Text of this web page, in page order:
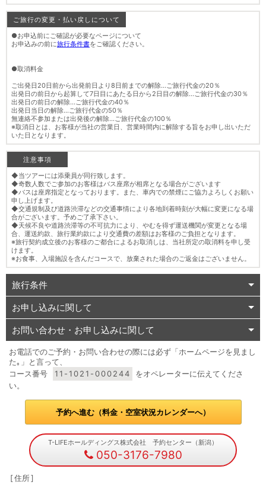
ご旅行の変更・払い戻しについて
●お申込前にご確認が必要なページについて
お申込みの前に旅行条件書をご確認ください。
●取消料金
ご出発日20日前から出発前日より8日前までの解除…ご旅行代金の20％
出発日の前日から起算して7日目にあたる日から2日目の解除…ご旅行代金の30％
出発日の前日の解除…ご旅行代金の40％
出発日当日の解除…ご旅行代金の50％
無連絡不参加または出発後の解除…ご旅行代金の100％
※取消日とは、お客様が当社の営業日、営業時間内に解除する旨をお申し出いただ
いた日となります。
注意事項
◆当ツアーには添乗員が同行致します。
◆奇数人数でご参加のお客様はバス座席が相席となる場合がございます
◆バスは座席指定となっております。また、車内での禁煙にご協力よろしくお願い
申し上げます。
◆交通規制及び道路渋滞などの交通事情により各地到着時刻が大幅に変更になる場
合がございます。予めご了承下さい。
◆天候不良や道路渋滞等の不可抗力により、やむを得ず運送機関が変更となる場
合、運送約款、旅行業約款により交通費の差額はお客様のご負担となります。
※旅行契約成立後のお客様のご都合によるお取消しは、当社所定の取消料を申し受
けます。
※お食事、入場施設を含んだコースで、放棄された場合のご返金はございません。
旅行条件
お申し込みに関して
お問い合わせ・お申し込みに関して
お電話でのご予約・お問い合わせの際には必ず「ホームページを見まし
た｡」と言って、
コース番号
11-1021-000244
をオペレーターに伝えてくださ
い。
予約へ進む（料金・空室状況カレンダーへ）
T-LIFEホールディングス株式会社 予約センター（新潟）
050-3176-7980
住所